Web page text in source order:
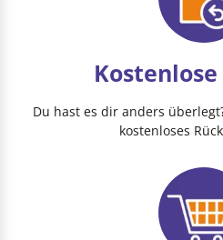
Du hast es dir anders
kostenloses